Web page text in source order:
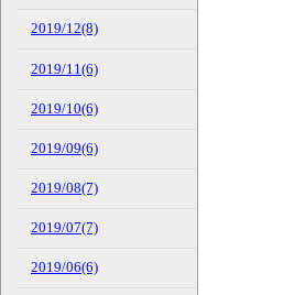
2019/12(8)
2019/11(6)
2019/10(6)
2019/09(6)
2019/08(7)
2019/07(7)
2019/06(6)